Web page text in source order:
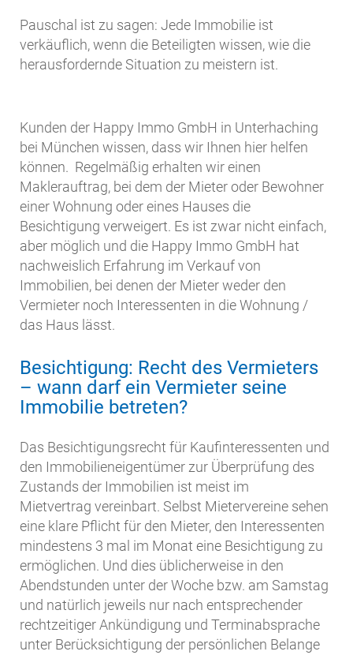
Pauschal ist zu sagen: Jede Immobilie ist
verkäuflich, wenn die Beteiligten wissen, wie die
herausfordernde Situation zu meistern ist.
Kunden der Happy Immo GmbH in Unterhaching
bei München wissen, dass wir Ihnen hier helfen
können. Regelmäßig erhalten wir einen
Maklerauftrag, bei dem der Mieter oder Bewohner
einer Wohnung oder eines Hauses die
Besichtigung verweigert. Es ist zwar nicht einfach,
aber möglich und die Happy Immo GmbH hat
nachweislich Erfahrung im Verkauf von
Immobilien, bei denen der Mieter weder den
Vermieter noch Interessenten in die Wohnung /
das Haus lässt.
Besichtigung: Recht des Vermieters
– wann darf ein Vermieter seine
Immobilie betreten?
Das Besichtigungsrecht für Kaufinteressenten und
den Immobilieneigentümer zur Überprüfung des
Zustands der Immobilien ist meist im
Mietvertrag vereinbart. Selbst Mietervereine sehen
eine klare Pflicht für den Mieter, den Interessenten
mindestens 3 mal im Monat eine Besichtigung zu
ermöglichen. Und dies üblicherweise in den
Abendstunden unter der Woche bzw. am Samstag
und natürlich jeweils nur nach entsprechender
rechtzeitiger Ankündigung und Terminabsprache
unter Berücksichtigung der persönlichen Belange